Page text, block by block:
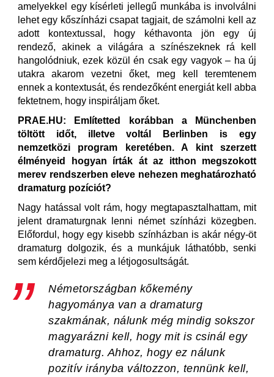
amelyekkel egy kísérleti jellegű munkába is involválni
lehet egy kőszínházi csapat tagjait, de számolni kell az
adott kontextussal, hogy kéthavonta jön egy új
rendező, akinek a világára a színészeknek rá kell
hangolódniuk, ezek közül én csak egy vagyok – ha új
utakra akarom vezetni őket, meg kell teremtenem
ennek a kontextusát, és rendezőként energiát kell abba
fektetnem, hogy inspiráljam őket.
PRAE.HU: Említetted korábban a Münchenben
töltött időt, illetve voltál Berlinben is egy
nemzetközi program keretében. A kint szerzett
élményeid hogyan írták át az itthon megszokott
merev rendszerben eleve nehezen meghatározható
dramaturg pozíciót?
Nagy hatással volt rám, hogy megtapasztalhattam, mit
jelent dramaturgnak lenni német színházi közegben.
Előfordul, hogy egy kisebb színházban is akár négy-öt
dramaturg dolgozik, és a munkájuk láthatóbb, senki
sem kérdőjelezi meg a létjogosultságát.
Németországban kőkemény
hagyománya van a dramaturg
szakmának, nálunk még mindig sokszor
magyarázni kell, hogy mit is csinál egy
dramaturg. Ahhoz, hogy ez nálunk
pozitív irányba változzon, tennünk kell,